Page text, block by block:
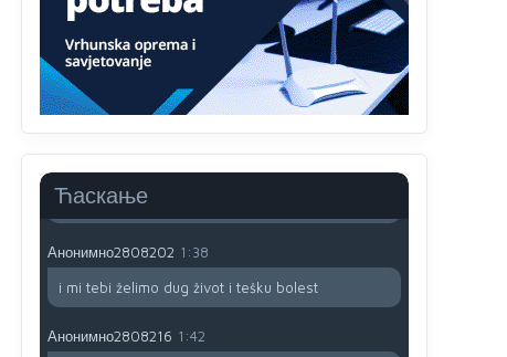
Ћаскање
791 BiH nije priznala Kosovo kao nezavisnu
državu jer genocidna tvorevina pravi smetnju a
recimo Srbija je davno
priznala.Na svakom
proizvodu iz Srbije stoji -uvoznik za Kosovo
Анонимно2806721 12:45
Sve i da se nekim čudom vojska Srbije "vrati" na
koga da brani? A imamo vojsku Kosova kojoj
želimo svako dobro i da se što bolje opreme
Анонимно2808202 1:38
i mi tebi želimo dug život i tešku bolest
Анонимно2808216 1:42